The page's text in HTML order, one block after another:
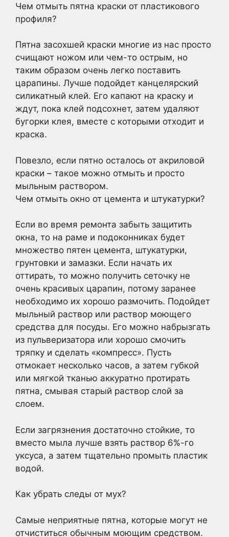
Чем отмыть пятна краски от пластикового
профиля?
Пятна засохшей краски многие из нас просто
счищают ножом или чем-то острым, но
таким образом очень легко поставить
царапины. Лучше подойдет канцелярский
силикатный клей. Его капают на краску и
ждут, пока клей подсохнет, затем удаляют
бугорки клея, вместе с которыми отходит и
краска.
Повезло, если пятно осталось от акриловой
краски – такое можно отмыть и просто
мыльным раствором.
Чем отмыть окно от цемента и штукатурки?
Если во время ремонта забыть защитить
окна, то на раме и подоконниках будет
множество пятен цемента, штукатурки,
грунтовки и замазки. Если начать их
оттирать, то можно получить сеточку не
очень красивых царапин, потому заранее
необходимо их хорошо размочить. Подойдет
мыльный раствор или раствор моющего
средства для посуды. Его можно набрызгать
из пульверизатора или хорошо смочить
тряпку и сделать «компресс». Пусть
отмокает несколько часов, а затем губкой
или мягкой тканью аккуратно протирать
пятна, смывая старый раствор слой за
слоем.
Если загрязнения достаточно стойкие, то
вместо мыла лучше взять раствор 6%-го
уксуса, а затем тщательно промыть пластик
водой.
Как убрать следы от мух?
Самые неприятные пятна, которые могут не
отчиститься обычным моющим средством.